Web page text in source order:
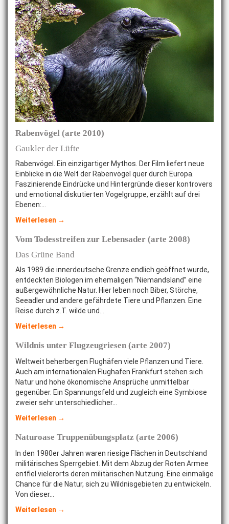
Rabenvögel (arte 2010)
Gaukler der Lüfte
Rabenvögel. Ein einzigartiger Mythos. Der Film liefert neue
Einblicke in die Welt der Rabenvögel quer durch Europa.
Faszinierende Eindrücke und Hintergründe dieser kontrovers
und emotional diskutierten Vogelgruppe, erzählt auf drei
Ebenen:…
Weiterlesen →
Vom Todesstreifen zur Lebensader (arte 2008)
Das Grüne Band
Als 1989 die innerdeutsche Grenze endlich geöffnet wurde,
entdeckten Biologen im ehemaligen “Niemandsland” eine
außergewöhnliche Natur. Hier leben noch Biber, Störche,
Seeadler und andere gefährdete Tiere und Pflanzen. Eine
Reise durch z.T. wilde und…
Weiterlesen →
Wildnis unter Flugzeugriesen (arte 2007)
Weltweit beherbergen Flughäfen viele Pflanzen und Tiere.
Auch am internationalen Flughafen Frankfurt stehen sich
Natur und hohe ökonomische Ansprüche unmittelbar
gegenüber. Ein Spannungsfeld und zugleich eine Symbiose
zweier sehr unterschiedlicher…
Weiterlesen →
Naturoase Truppenübungsplatz (arte 2006)
In den 1980er Jahren waren riesige Flächen in Deutschland
militärisches Sperrgebiet. Mit dem Abzug der Roten Armee
entfiel vielerorts deren militärischen Nutzung. Eine einmalige
Chance für die Natur, sich zu Wildnisgebieten zu entwickeln.
Von dieser…
Weiterlesen →